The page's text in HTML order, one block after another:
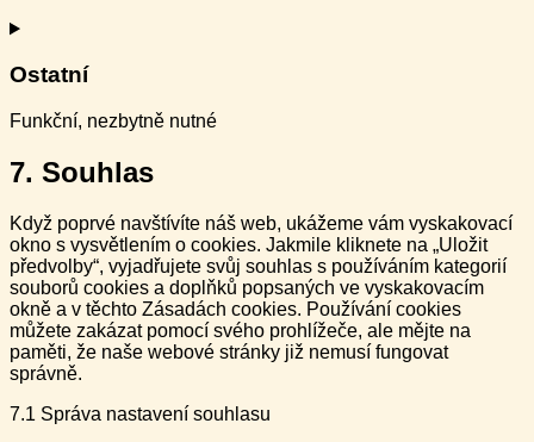
Consent
service
adsense
Ostatní
Funkční, nezbytně nutné
Consent
to
ostatní
7. Souhlas
Když poprvé navštívíte náš web, ukážeme vám vyskakovací
okno s vysvětlením o cookies. Jakmile kliknete na „Uložit
předvolby“, vyjadřujete svůj souhlas s používáním kategorií
souborů cookies a doplňků popsaných ve vyskakovacím
okně a v těchto Zásadách cookies. Používání cookies
můžete zakázat pomocí svého prohlížeče, ale mějte na
paměti, že naše webové stránky již nemusí fungovat
správně.
7.1 Správa nastavení souhlasu